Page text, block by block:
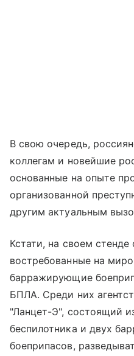
В свою очередь,
коллегам и новейшие
основанные на опыте
организованной
другим актуальным
Кстати, на своем
востребованные на
барражирующие
БПЛА. Среди них
"Ланцет-Э", состоящий
беспилотника и двух
боеприпасов,